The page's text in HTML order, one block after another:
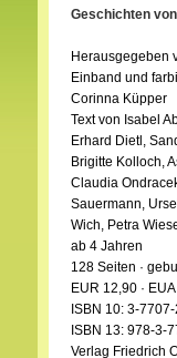
Geschichten
Herausgegeben
Einband und
Corinna Küpper
Text von Isabel
Erhard Dietl,
Brigitte Kolloch,
Claudia
Sauermann,
Wich, Petra
ab 4 Jahren
128 Seiten ·
EUR 12,90 ·
ISBN 10: 3-
ISBN 13: 978-3-
Verlag Friedrich